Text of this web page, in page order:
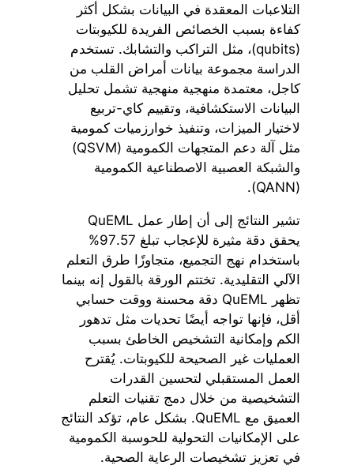
التلاعبات المعقدة في البيانات بشكل أكثر
كفاءة بسبب الخصائص الفريدة للكيوبتات
(qubits)، مثل التراكب والتشابك. تستخدم
الدراسة مجموعة بيانات أمراض القلب من
كاجل، معتمدة منهجية منهجية تشمل تحليل
البيانات الاستكشافية، وتقييم كاي-تربيع
لاختيار الميزات، وتنفيذ خوارزميات كمومية
مثل آلة دعم المتجهات الكمومية (QSVM)
والشبكة العصبية الاصطناعية الكمومية
(QANN).
تشير النتائج إلى أن إطار عمل QuEML
يحقق دقة مثيرة للإعجاب تبلغ 97.57%
باستخدام نهج التجميع، متجاوزًا طرق التعلم
الآلي التقليدية. تختتم الورقة بالقول إنه بينما
تظهر QuEML دقة محسنة ووقت حسابي
أقل، فإنها تواجه أيضًا تحديات مثل تدهور
الكم وإمكانية التشخيص الخاطئ بسبب
العمليات غير الصحيحة للكيوبتات. يُقترح
العمل المستقبلي لتحسين القدرات
التشخيصية من خلال دمج تقنيات التعلم
العميق مع QuEML. بشكل عام، تؤكد النتائج
على الإمكانيات التحولية للحوسبة الكمومية
في تعزيز تشخيصات الرعاية الصحية.